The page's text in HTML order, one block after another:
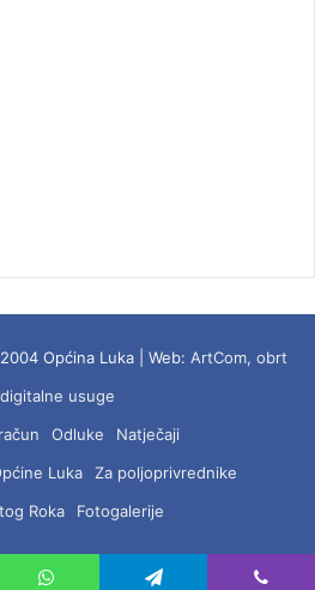
Općina Luka | Web: ArtCom, obrt
usuge
Odluke
Natječaji
Luka
Za poljoprivrednike
Roka
Fotogalerije